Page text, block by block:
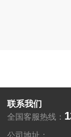
联系我们
全国客服热线：
公司地址：